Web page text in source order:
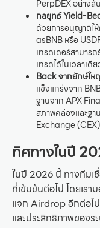
PerpDEX อย่างล้
กลยุทธ์ Yield-
ด้วยการอนุญาตใ
asBNB หรือ
เทรดเดอร์สามา
เทรดได้ในเวลาเดี
Back จากยักษ์ให
แข็งแกร่งจาก
ฐานจาก APX
สภาพคล่องและฐ
Exchange (CEX)
ทิศทางในปี
ในปี 2026 นี้ ทางทีมเ
ที่เข้มข้นต่อไป โดยเร
แจก Airdrop อีกต่อไ
และประสิทธิภาพของร